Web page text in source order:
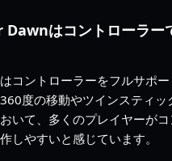
はコントローラー
コントローラーをフルサポ
度の移動やツインスティッ
いて、多くのプレイヤーが
しやすいと感じています。